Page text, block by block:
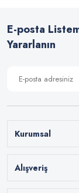
E-posta
Yararlanın
Kurumsal
Alışveriş